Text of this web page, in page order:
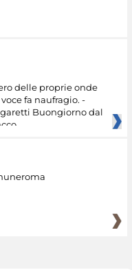
delle proprie onde
fa naufragio. -
Buongiorno dal